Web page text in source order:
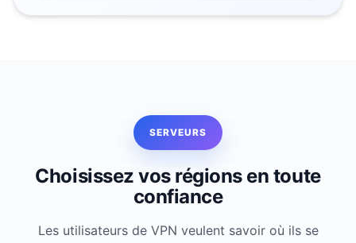
SERVEURS
Choisissez vos régions en toute
confiance
Les utilisateurs de VPN veulent savoir où ils se